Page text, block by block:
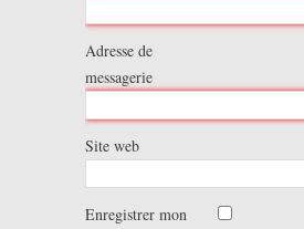
Adresse de
messagerie
Site web
Enregistrer mon